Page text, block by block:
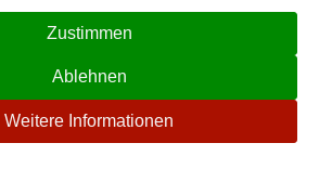
☉
Zustimmen
Ablehnen
Weitere Informationen